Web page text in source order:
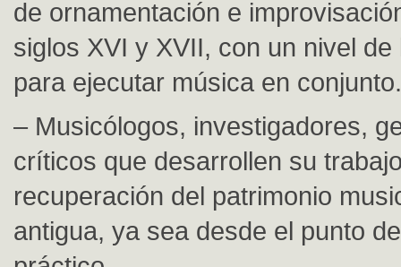
de ornamentación e
siglos XVI y XVII, con un nivel
para ejecutar música en conjunto.
– Musicólogos, investigadores,
críticos que desarrollen su
recuperación del patrimonio
antigua, ya sea desde el punto